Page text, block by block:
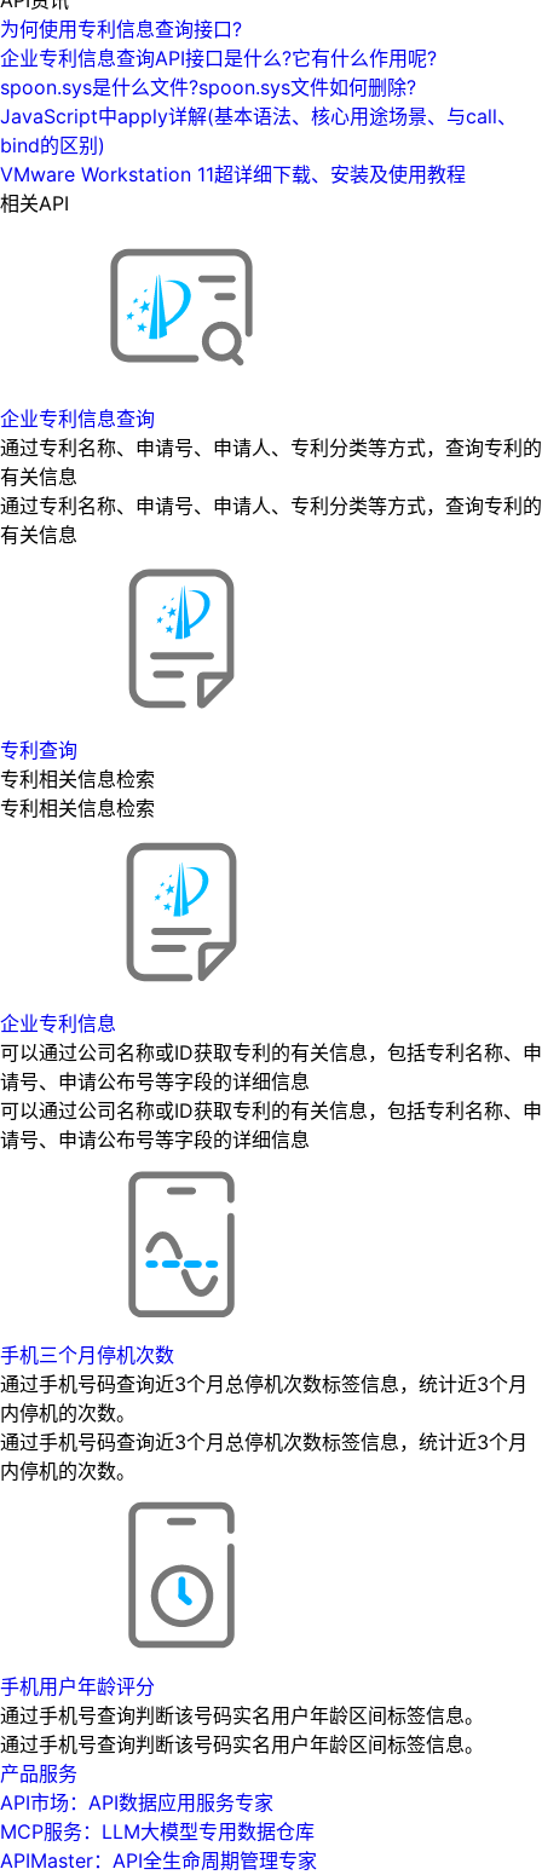
为何使用专利信息查询接口?
企业专利信息查询API接口是什么?它有什么作用呢?
spoon.sys是什么文件?spoon.sys文件如何删除?
JavaScript中apply详解(基本语法、核心用途场景、与call、
bind的区别)
VMware Workstation 11超详细下载、安装及使用教程
相关API
企业专利信息查询
通过专利名称、申请号、申请人、专利分类等方式，查询专利的
有关信息
通过专利名称、申请号、申请人、专利分类等方式，查询专利的
有关信息
专利查询
专利相关信息检索
专利相关信息检索
企业专利信息
可以通过公司名称或ID获取专利的有关信息，包括专利名称、申
请号、申请公布号等字段的详细信息
可以通过公司名称或ID获取专利的有关信息，包括专利名称、申
请号、申请公布号等字段的详细信息
手机三个月停机次数
通过手机号码查询近3个月总停机次数标签信息，统计近3个月
内停机的次数。
通过手机号码查询近3个月总停机次数标签信息，统计近3个月
内停机的次数。
手机用户年龄评分
通过手机号查询判断该号码实名用户年龄区间标签信息。
通过手机号查询判断该号码实名用户年龄区间标签信息。
产品服务
API市场：API数据应用服务专家
MCP服务：LLM大模型专用数据仓库
APIMaster：API全生命周期管理专家